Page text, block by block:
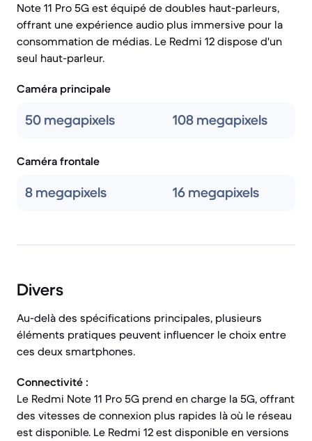
Note 11 Pro 5G est équipé de doubles haut-parleurs,
offrant une expérience audio plus immersive pour la
consommation de médias. Le Redmi 12 dispose d'un
seul haut-parleur.
Caméra principale
50 megapixels 108 megapixels
Caméra frontale
8 megapixels 16 megapixels
Divers
Au-delà des spécifications principales, plusieurs
éléments pratiques peuvent influencer le choix entre
ces deux smartphones.
Connectivité :
Le Redmi Note 11 Pro 5G prend en charge la 5G, offrant
des vitesses de connexion plus rapides là où le réseau
est disponible. Le Redmi 12 est disponible en versions